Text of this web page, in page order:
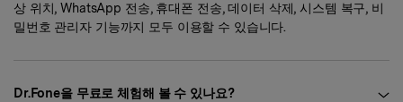
상 위치, WhatsApp 전송, 휴대폰 전송, 데이터 삭제, 시스템 복구, 비
밀번호 관리자 기능까지 모두 이용할 수 있습니다.
Dr.Fone을 무료로 체험해 볼 수 있나요?